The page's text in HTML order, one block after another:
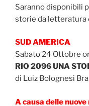
Saranno disponibili
storie da letteratura
SUD AMERICA
Sabato 24 Ottobre
RIO 2096 UNA
di Luiz Bolognesi
A causa delle